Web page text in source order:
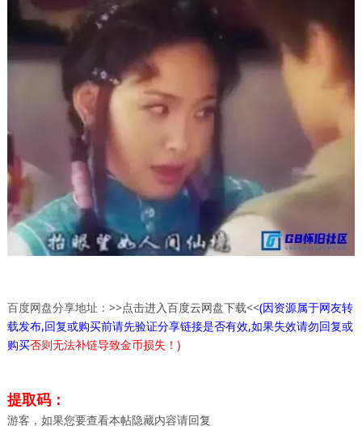
百度网盘分享地址： >>点击进入百度云网盘下载<<(因资源属于网友转
载发布,回复或购买前请先验证分享链接是否有效,如果失效请勿回复或
购买否则无法补链导致金币损失！)
提取码：
游客，如果您要查看本帖隐藏内容请回复